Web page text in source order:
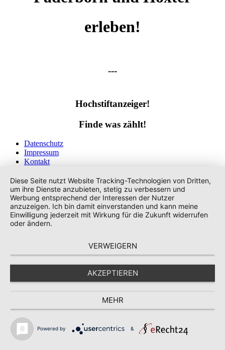
erleben!
---
Hochstiftanzeiger!
Finde was zählt!
Datenschutz
Impressum
Kontakt
Diese Seite nutzt Website Tracking-Technologien von Dritten,
um ihre Dienste anzubieten, stetig zu verbessern und
Werbung entsprechend der Interessen der Nutzer
anzuzeigen. Ich bin damit einverstanden und kann meine
Einwilligung jederzeit mit Wirkung für die Zukunft widerrufen
oder ändern.
VERWEIGERN
AKZEPTIEREN
MEHR
Powered by &